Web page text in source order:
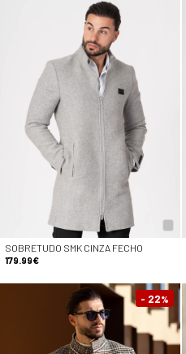
SOBRETUDO SMK CINZA FECHO
179.99€
- 22%